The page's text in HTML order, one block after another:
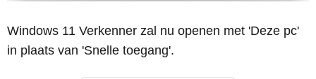
Windows 11 Verkenner zal nu openen met 'Deze pc'
in plaats van 'Snelle toegang'.